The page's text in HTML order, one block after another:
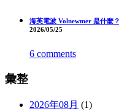
海芙電波 Volnewmer 是什麼
2026/05/25
6 comments
彙整
2026年08月 (1)